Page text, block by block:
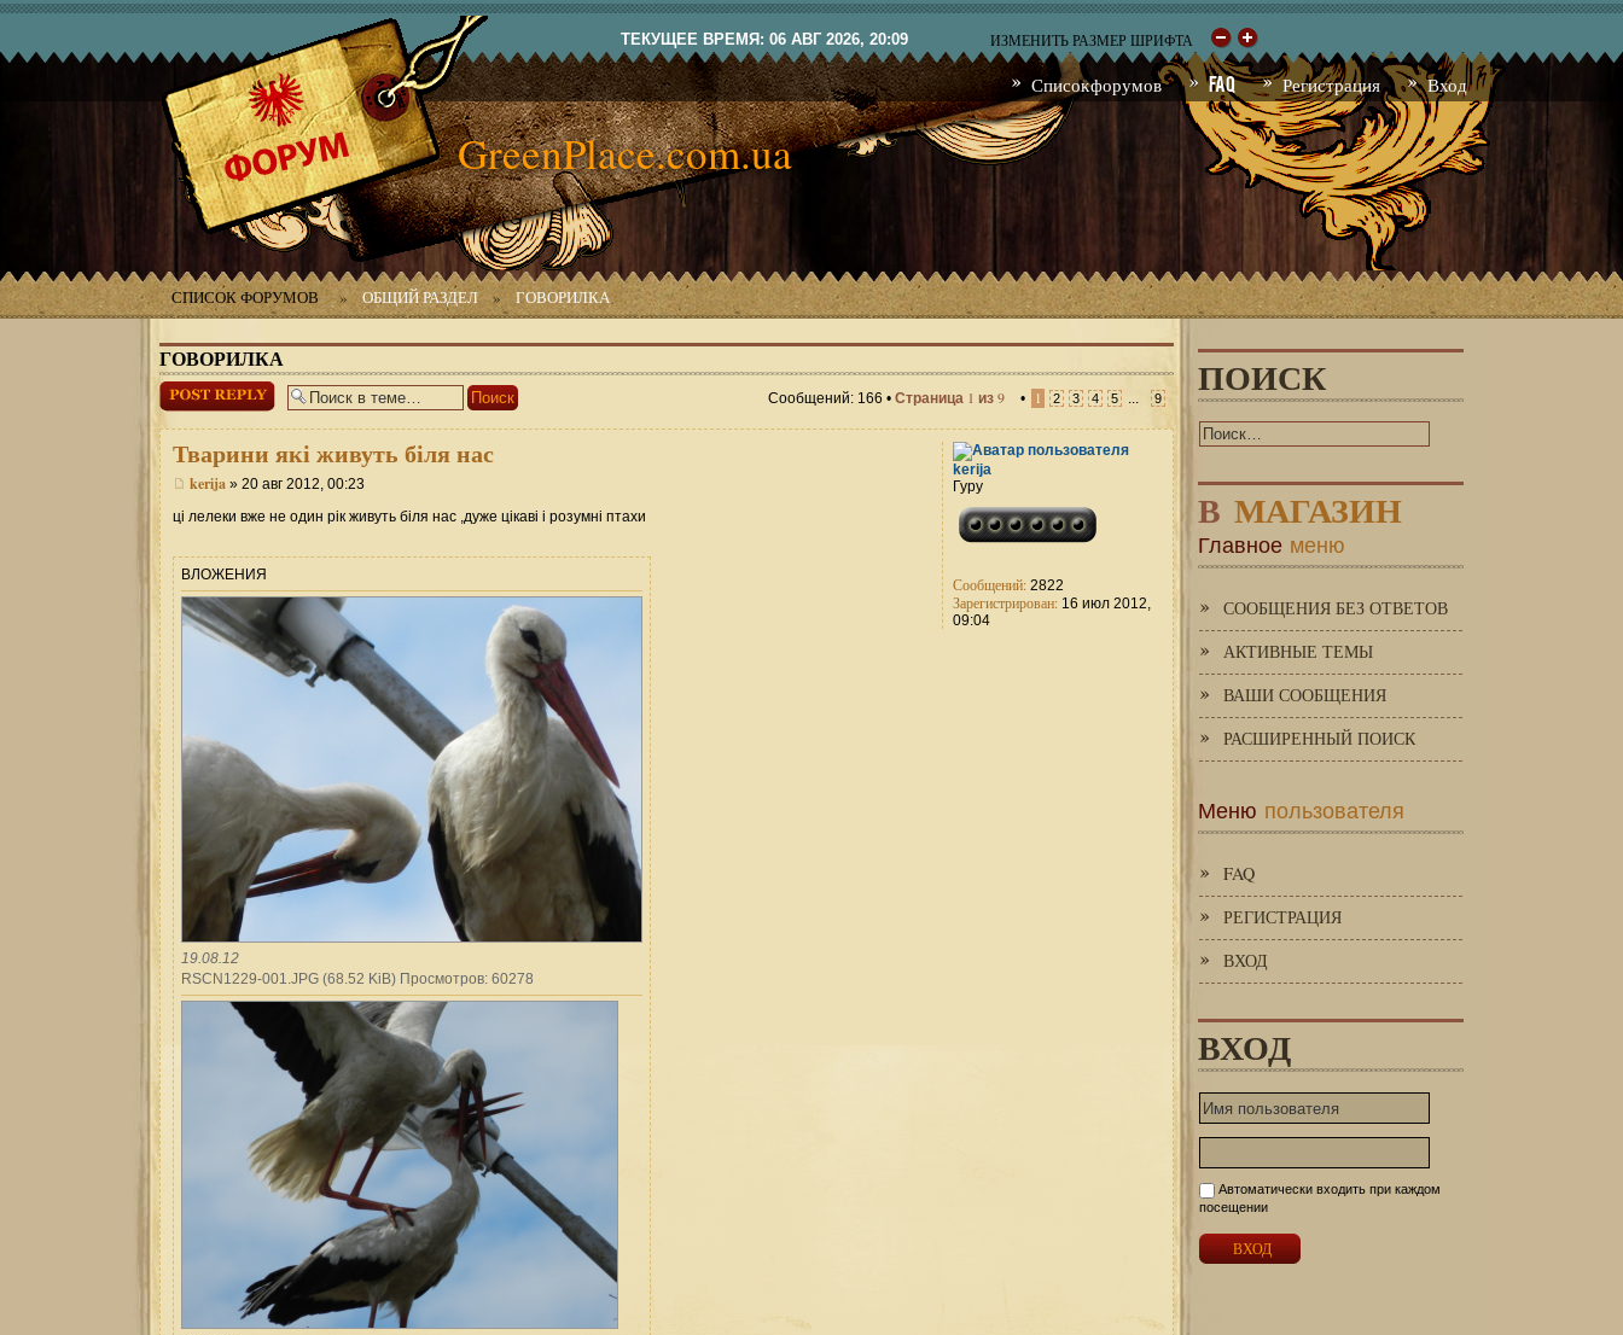
ТЕКУЩЕЕ ВРЕМЯ: 06 АВГ 2026, 20:09 ИЗМЕНИТЬ РАЗМЕР ШРИФТА
Список форумов FAQ Регистрация Вход
GreenPlace.com.ua
СПИСОК ФОРУМОВ » ОБЩИЙ РАЗДЕЛ » ГОВОРИЛКА
ГОВОРИЛКА
Ответить Сообщений: 166 • Страница 1 из 9 • 1 2 3 4 5 ... 9
Тварини які живуть біля нас
kerija » 20 авг 2012, 00:23
ці лелеки вже не один рік живуть біля нас ,дуже цікаві і розумні птахи
ВЛОЖЕНИЯ
19.08.12
RSCN1229-001.JPG (68.52 KiB) Просмотров: 60278
kerija
Гуру
Сообщений: 2822
Зарегистрирован: 16 июл 2012,
09:04
ПОИСК
В МАГАЗИН
Главное меню
СООБЩЕНИЯ БЕЗ ОТВЕТОВ
АКТИВНЫЕ ТЕМЫ
ВАШИ СООБЩЕНИЯ
РАСШИРЕННЫЙ ПОИСК
Меню пользователя
FAQ
РЕГИСТРАЦИЯ
ВХОД
ВХОД
Автоматически входить при каждом
посещении